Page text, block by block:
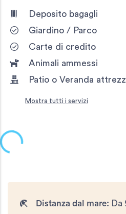
Deposito bagagli
Giardino / Parco
Carte di credito
Animali ammessi
Patio o Veranda
Mostra tutti i servizi
Distanza dal mare: Da